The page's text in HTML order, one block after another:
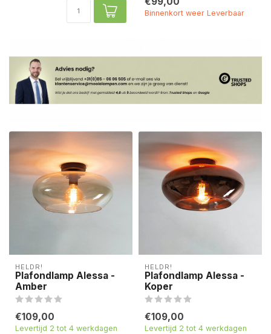
Binnenkort weer Leverbaar
HELDR!
Plafondlamp Alessa -
Amber
€109,00
Levertijd 2 tot 4 werkdagen
HELDR!
Plafondlamp Alessa -
Koper
€109,00
Levertijd 2 tot 4 werkdagen